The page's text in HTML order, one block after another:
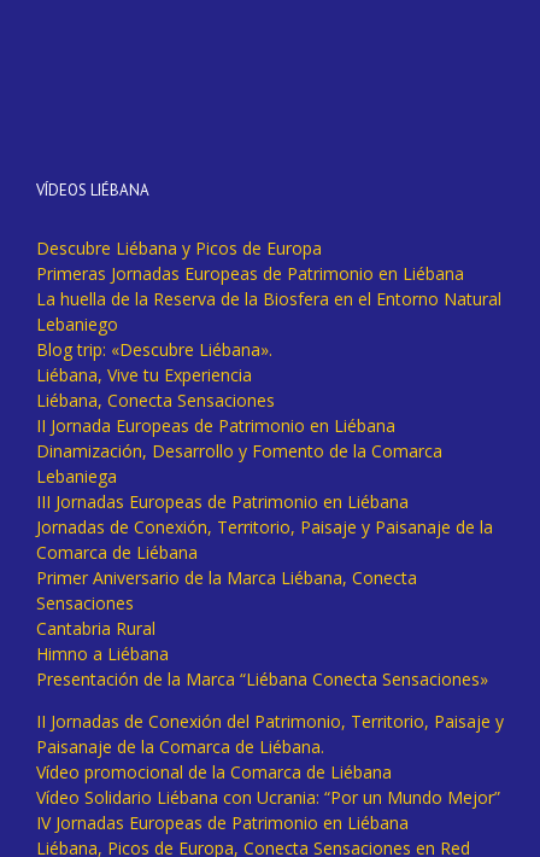
VÍDEOS LIÉBANA
Descubre Liébana y Picos de Europa
Primeras Jornadas Europeas de Patrimonio en Liébana
La huella de la Reserva de la Biosfera en el Entorno Natural
Lebaniego
Blog trip: «Descubre Liébana».
Liébana, Vive tu Experiencia
Liébana, Conecta Sensaciones
II Jornada Europeas de Patrimonio en Liébana
Dinamización, Desarrollo y Fomento de la Comarca
Lebaniega
III Jornadas Europeas de Patrimonio en Liébana
Jornadas de Conexión, Territorio, Paisaje y Paisanaje de la
Comarca de Liébana
Primer Aniversario de la Marca Liébana, Conecta
Sensaciones
Cantabria Rural
Himno a Liébana
Presentación de la Marca “Liébana Conecta Sensaciones»
II Jornadas de Conexión del Patrimonio, Territorio, Paisaje y
Paisanaje de la Comarca de Liébana.
Vídeo promocional de la Comarca de Liébana
Vídeo Solidario Liébana con Ucrania: “Por un Mundo Mejor”
IV Jornadas Europeas de Patrimonio en Liébana
Liébana, Picos de Europa, Conecta Sensaciones en Red